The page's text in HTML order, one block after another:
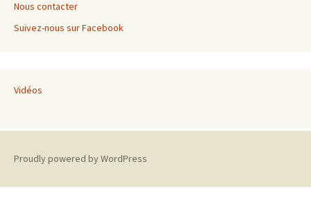
Nous contacter
Suivez-nous sur Facebook
Vidéos
Proudly powered by WordPress